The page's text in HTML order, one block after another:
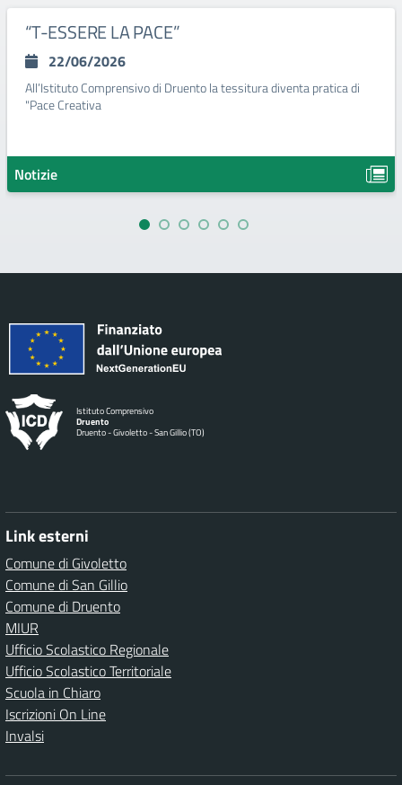
“T-ESSERE LA PACE”
22/06/2026
All’Istituto Comprensivo di Druento la tessitura diventa pratica di
"Pace Creativa
Notizie
Istituto Comprensivo
Druento
Druento - Givoletto - San Gillio (TO)
Link esterni
Comune di Givoletto
Comune di San Gillio
Comune di Druento
MIUR
Ufficio Scolastico Regionale
Ufficio Scolastico Territoriale
Scuola in Chiaro
Iscrizioni On Line
Invalsi